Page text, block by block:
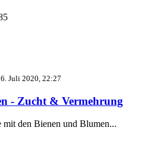
6. Juli 2020, 22:27
- Zucht & Vermehrung
mit den Bienen und Blumen...